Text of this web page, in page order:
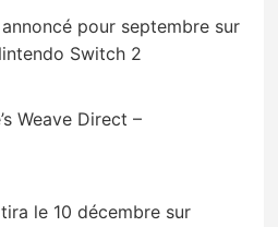
pour septembre sur
Switch 2
Weave Direct –
le 10 décembre sur